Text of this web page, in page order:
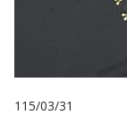
115/03/31